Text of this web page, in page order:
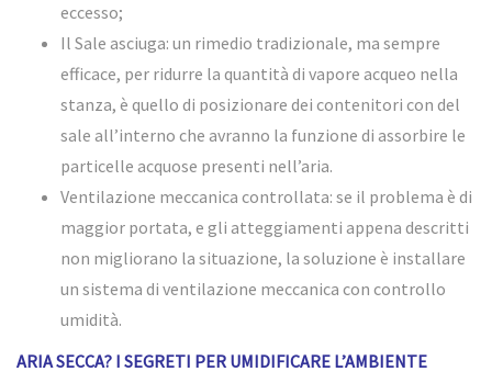
eccesso;
Il Sale asciuga: un rimedio tradizionale, ma sempre
efficace, per ridurre la quantità di vapore acqueo nella
stanza, è quello di posizionare dei contenitori con del
sale all’interno che avranno la funzione di assorbire le
particelle acquose presenti nell’aria.
Ventilazione meccanica controllata: se il problema è di
maggior portata, e gli atteggiamenti appena descritti
non migliorano la situazione, la soluzione è installare
un sistema di ventilazione meccanica con controllo
umidità.
ARIA SECCA? I SEGRETI PER UMIDIFICARE L’AMBIENTE